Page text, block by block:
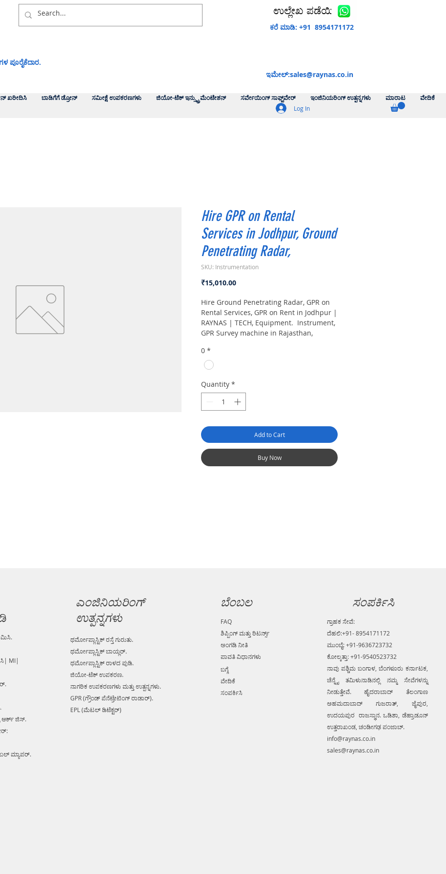
ಖರೀದಿಸಿ ಬಾಡಿಗೆಗೆ ಡ್ರೋನ್ ಸಮೀಕ್ಷೆ ಉಪಕರಣಗಳು ಜಿಯೋ-ಟೆಕ್ ಇನ್ಸ್ಟ್ರುಮೆಂಟೇಶನ್ ಸರ್ವೇಯಿಂಗ್ ಸಾಫ್ಟ್‌ವೇರ್ ಇಂಜಿನಿಯರಿಂಗ್ ಉತ್ಪನ್ನಗಳು ಮಾರಾಟ ವೇದಿಕೆ
ಪೂರೈಕೆದಾರ.
ಉಲ್ಲೇಖ ಪಡೆಯಿರಿ
ಕರೆ ಮಾಡಿ: +91 8954171172
ಇಮೇಲ್:sales@raynas.co.in
Log In
Hire GPR on Rental
Services in Jodhpur, Ground
Penetrating Radar,
SKU: Instrumentation
₹15,010.00Price
Hire Ground Penetrating Radar, GPR on
Rental Services, GPR on Rent in Jodhpur |
RAYNAS | TECH, Equipment. Instrument,
GPR Survey machine in Rajasthan,
GPR Survey machine suppliers,
manufacturers, exporters, traders of
buying in India.
0 *
Quantity *
Add to Cart
Buy Now
MI|
ಆರ್ಕ್ ಜಿಸ್.
ಮ್ಯಾಪರ್.
ಎಂಜಿನಿಯರಿಂಗ್
ಉತ್ಪನ್ನಗಳು
ಥರ್ಮೋಪ್ಲಾಸ್ಟಿಕ್ ರಸ್ತೆ ಗುರುತು.
ಥರ್ಮೋಪ್ಲಾಸ್ಟಿಕ್ ಬಾಯ್ಲರ್.
ಥರ್ಮೋಪ್ಲಾಸ್ಟಿಕ್ ರಾಳದ ಪುಡಿ.
ಜಿಯೋ-ಟೆಕ್ ಉಪಕರಣ.
ನಾಗರಿಕ ಉಪಕರಣಗಳು ಮತ್ತು ಉತ್ಪನ್ನಗಳು.
GPR (ಗ್ರೌಂಡ್ ಪೆನೆಟ್ರೇಟಿಂಗ್ ರಾಡಾರ್).
EPL (ಮೆಟಲ್ ಡಿಟೆಕ್ಟರ್)
ಬೆಂಬಲ
FAQ
ಶಿಪ್ಪಿಂಗ್ ಮತ್ತು ರಿಟರ್ನ್ಸ್
ಅಂಗಡಿ ನೀತಿ
ಪಾವತಿ ವಿಧಾನಗಳು
ಬಗ್ಗೆ
ವೇದಿಕೆ
ಸಂಪರ್ಕಿಸಿ
ಸಂಪರ್ಕಿಸಿ
ಗ್ರಾಹಕ ಸೇವೆ:
ದೆಹಲಿ:+91- 8954171172
ಮುಂಬೈ: +91-9636723732
ಕೋಲ್ಕತ್ತಾ: +91-9540523732
ನಾವು ಪಶ್ಚಿಮ ಬಂಗಾಳ, ಬೆಂಗಳೂರು ಕರ್ನಾಟಕ,
ಚೆನ್ನೈ ತಮಿಳುನಾಡಿನಲ್ಲಿ ನಮ್ಮ ಸೇವೆಗಳನ್ನು
ನೀಡುತ್ತೇವೆ. ಹೈದರಾಬಾದ್ ತೆಲಂಗಾಣ
ಅಹಮದಾಬಾದ್ ಗುಜರಾತ್, ಜೈಪುರ,
ಉದಯಪುರ ರಾಜಸ್ಥಾನ. ಒಡಿಶಾ, ಡೆಹ್ರಾಡೂನ್
ಉತ್ತರಾಖಂಡ, ಚಂಡೀಗಢ ಪಂಜಾಬ್.
info@raynas.co.in
sales@raynas.co.in